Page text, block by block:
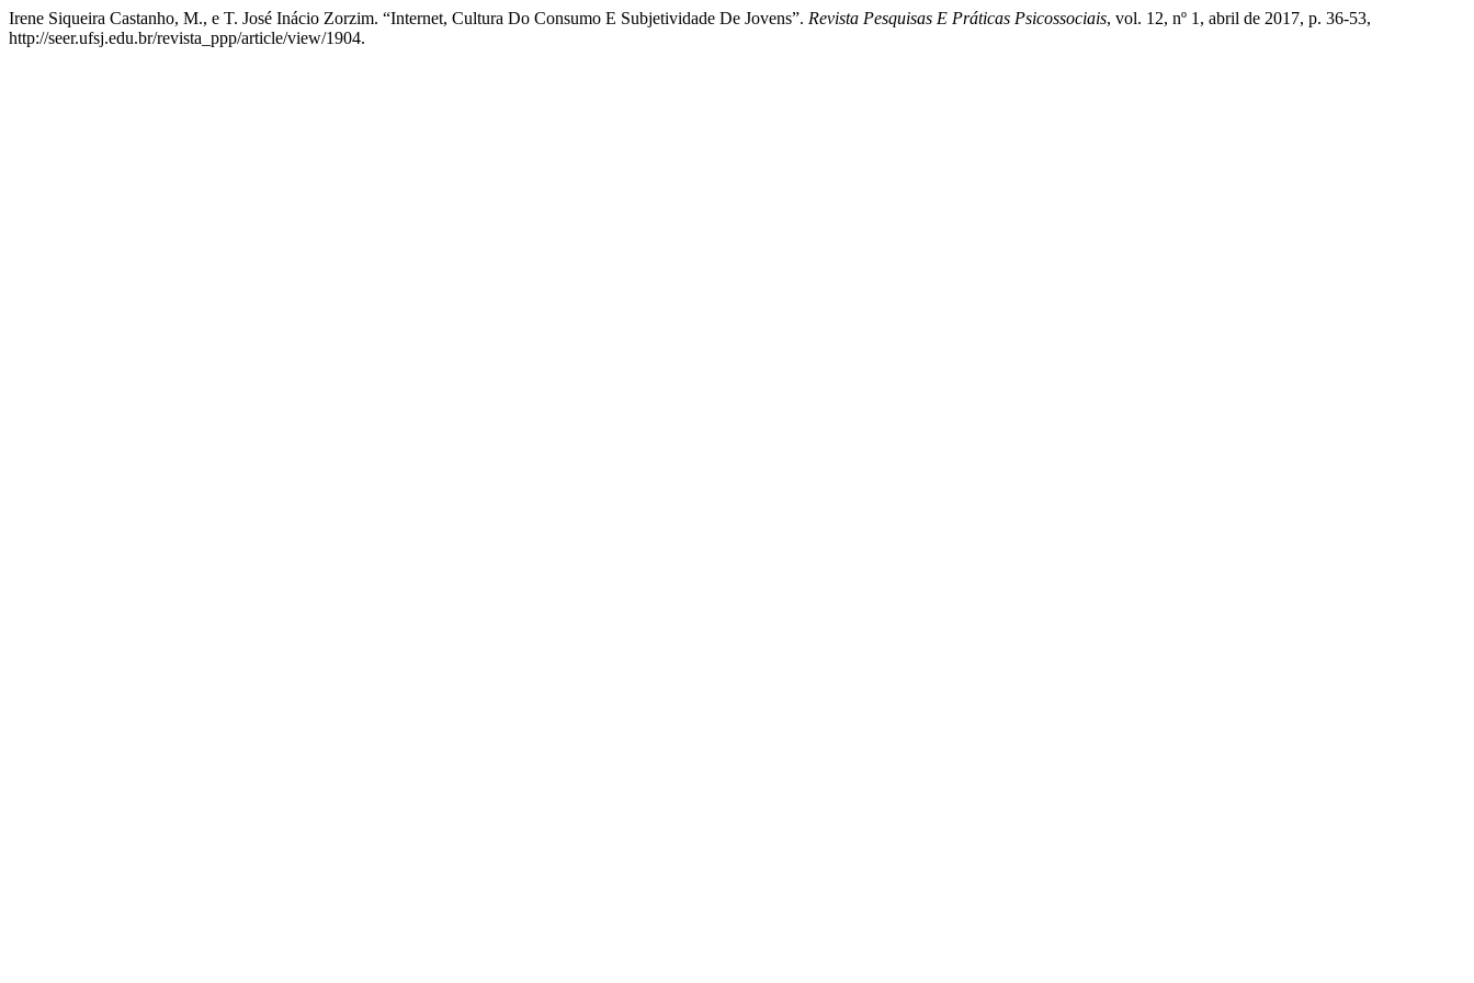
Irene Siqueira Castanho, M., e T. José Inácio Zorzim. “Internet, Cultura Do Consumo E Subjetividade De Jovens”. Revista Pesquisas E Práticas Psicossociais, vol. 12, nº 1, abril de 2017, p. 36-53,
http://seer.ufsj.edu.br/revista_ppp/article/view/1904.